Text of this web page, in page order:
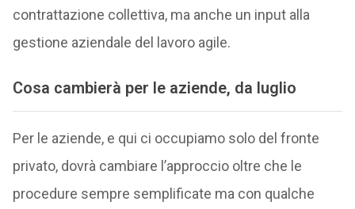
contrattazione collettiva, ma anche un input alla
gestione aziendale del lavoro agile.
Cosa cambierà per le aziende, da luglio
Per le aziende, e qui ci occupiamo solo del fronte
privato, dovrà cambiare l’approccio oltre che le
procedure sempre semplificate ma con qualche